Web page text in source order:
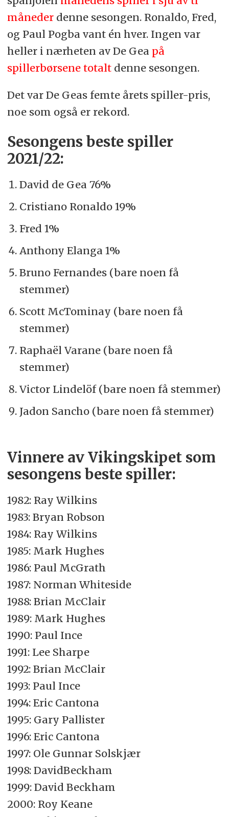
månederdenne sesongen. Ronaldo, Fred,
og Paul Pogba vant én hver. Ingen var
heller i nærheten av De Gea på
spillerbørsene totaltdenne sesongen.
Det var De Geas femte årets spiller-pris,
noe som også er rekord.
Sesongens beste spiller
2021/22:
David de Gea 76%
Cristiano Ronaldo 19%
Fred 1%
Anthony Elanga 1%
Bruno Fernandes (bare noen få
stemmer)
Scott McTominay (bare noen få
stemmer)
Raphaël Varane (bare noen få
stemmer)
Victor Lindelöf (bare noen få stemmer)
Jadon Sancho (bare noen få stemmer)
Vinnere av Vikingskipet som
sesongens beste spiller:
1982: Ray Wilkins
1983: Bryan Robson
1984: Ray Wilkins
1985: Mark Hughes
1986: Paul McGrath
1987: Norman Whiteside
1988: Brian McClair
1989: Mark Hughes
1990: Paul Ince
1991: Lee Sharpe
1992: Brian McClair
1993: Paul Ince
1994: Eric Cantona
1995: Gary Pallister
1996: Eric Cantona
1997: Ole Gunnar Solskjær
1998: DavidBeckham
1999: David Beckham
2000: Roy Keane